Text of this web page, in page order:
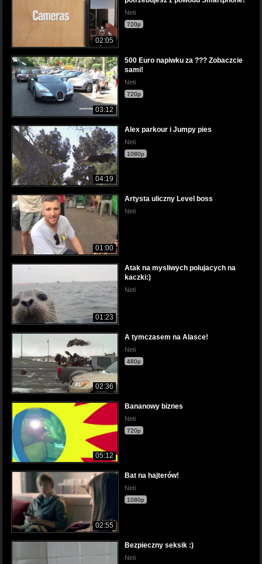
02:05
Neti
720p
03:12
500 Euro napiwku za ??? Zobaczcie
sami!
Neti
720p
04:19
Alex parkour i Jumpy pies
Neti
1080p
01:00
Artysta uliczny Level boss
Neti
01:23
Atak na mysliwych polujacych na
kaczki:)
Neti
02:36
A tymczasem na Alasce!
Neti
480p
05:12
Bananowy biznes
Neti
720p
02:55
Bat na hajterów!
Neti
1080p
Bezpieczny seksik :)
Neti